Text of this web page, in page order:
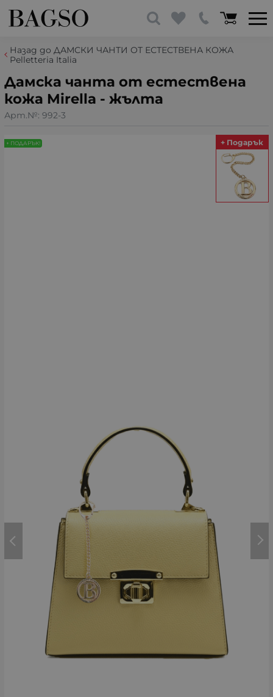
Назад до ДАМСКИ ЧАНТИ ОТ ЕСТЕСТВЕНА КОЖА
Pelletteria Italia
Дамска чанта от естествена
кожа Mirella - жълта
Арт.№: 992-3
+ ПОДАРЪК! + Подарък